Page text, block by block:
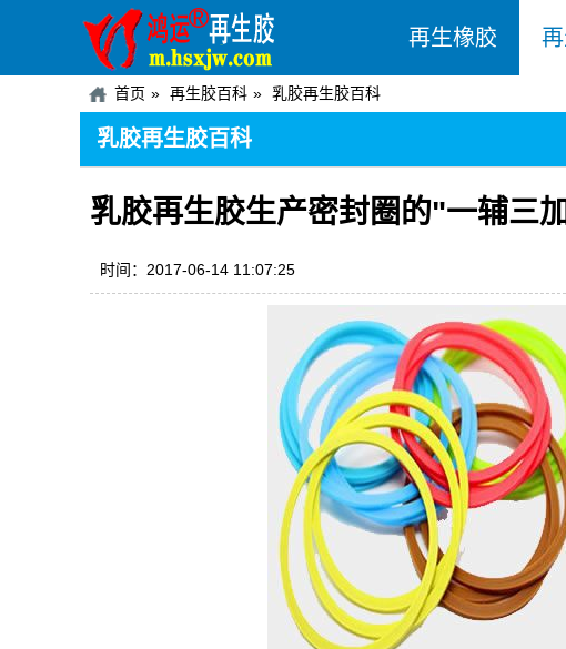
再生橡胶
首页 再生胶百科 乳胶再生胶百科
乳胶再生胶百科
乳胶再生胶生产密封圈的"一辅三
时间：2017-06-14 11:07:25